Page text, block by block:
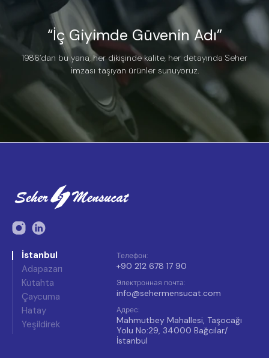
“İç Giyimde Güvenin Adı”
1986’dan bu yana, her dikişinde kalite, her detayında Seher
imzası taşıyan ürünler sunuyoruz.
İstanbul
Adapazarı
Kütahta
Çaycuma
Hatay
Yeşildirek
Телефон:
+90 212 678 17 90
Электронная почта:
info@sehermensucat.com
Адрес:
Mahmutbey Mahallesi, Taşocağı
Yolu No:29, 34000 Bağcılar/
İstanbul